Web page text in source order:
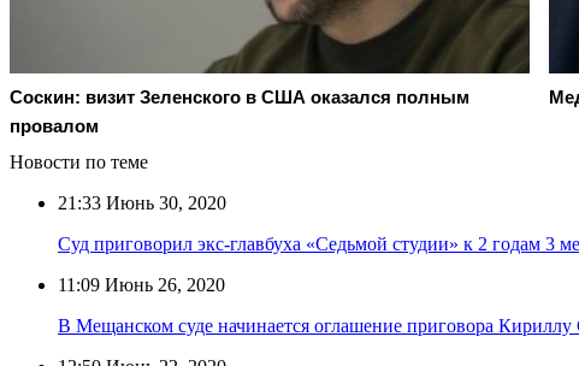
Соскин: визит Зеленского в США оказался полным
провалом
Новости по теме
21:33 Июнь 30, 2020
Суд приговорил экс-главбуха «Седьмой студии» к 2 годам 3
11:09 Июнь 26, 2020
В Мещанском суде начинается оглашение приговора Кириллу